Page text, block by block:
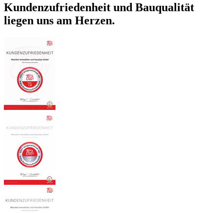
Kundenzufriedenheit und Bauqualität
liegen uns am Herzen.